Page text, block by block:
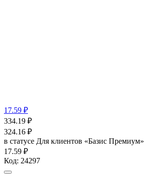
17.59 ₽
334.19 ₽
324.16 ₽
в статусе Для клиентов «Базис Премиум»
17.59 ₽
Код: 24297